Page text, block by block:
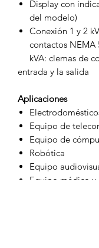
Display con
del modelo)
Conexión 1 y 2
contactos
kVA: clemas de
entrada y la salida
Aplicaciones
Equipo de
Equipo de
Robótica
Equipo
Equipo médico